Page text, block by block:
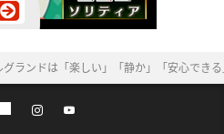
グランドは「楽しい」「静か」「安心でき